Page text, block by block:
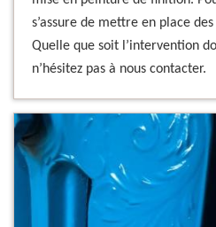
s’assure de mettre en place
Quelle que soit l’intervention
n’hésitez pas à nous contacter.